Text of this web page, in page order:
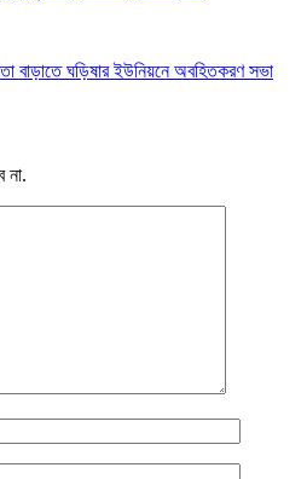
বাড়াতে ঘড়িষার ইউনিয়নে অবহিতকরণ সভা
না.